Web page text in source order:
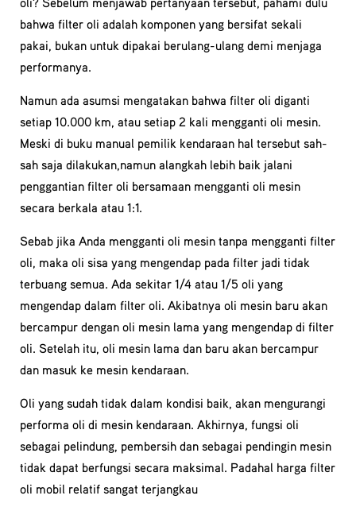
bahwa filter oli adalah komponen yang bersifat sekali
pakai, bukan untuk dipakai berulang-ulang demi menjaga
performanya.
Namun ada asumsi mengatakan bahwa filter oli diganti
setiap 10.000 km, atau setiap 2 kali mengganti oli mesin.
Meski di buku manual pemilik kendaraan hal tersebut sah-
sah saja dilakukan,namun alangkah lebih baik jalani
penggantian filter oli bersamaan mengganti oli mesin
secara berkala atau 1:1.
Sebab jika Anda mengganti oli mesin tanpa mengganti filter
oli, maka oli sisa yang mengendap pada filter jadi tidak
terbuang semua. Ada sekitar 1/4 atau 1/5 oli yang
mengendap dalam filter oli. Akibatnya oli mesin baru akan
bercampur dengan oli mesin lama yang mengendap di filter
oli. Setelah itu, oli mesin lama dan baru akan bercampur
dan masuk ke mesin kendaraan.
Oli yang sudah tidak dalam kondisi baik, akan mengurangi
performa oli di mesin kendaraan. Akhirnya, fungsi oli
sebagai pelindung, pembersih dan sebagai pendingin mesin
tidak dapat berfungsi secara maksimal. Padahal harga filter
oli mobil relatif sangat terjangkau